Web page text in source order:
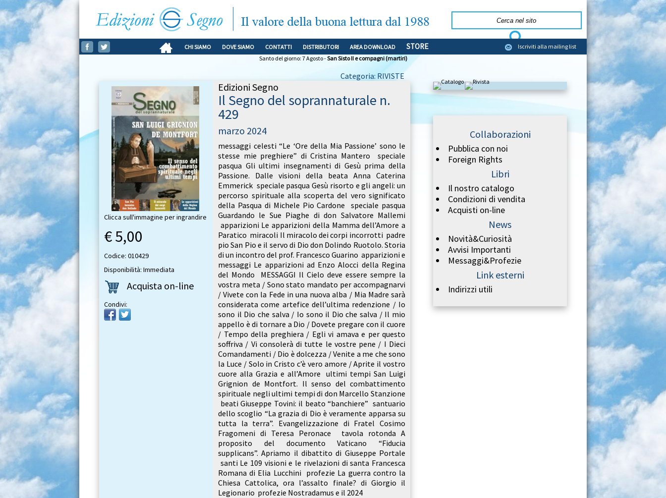
CHI SIAMO DOVE SIAMO CONTATTI DISTRIBUTORI AREA DOWNLOAD STORE
Iscriviti alla mailing list
Santo del giorno: 7 Agosto -San Sisto II e compagni (martiri)
Categoria: RIVISTE
Edizioni Segno
Il Segno del soprannaturale n.
429
marzo 2024
messaggi celesti “Le ‘Ore della Mia Passione’ sono le
stesse mie preghiere” di Cristina Mantero speciale
pasqua Gli ultimi insegnamenti di Gesù prima della
Passione. Dalle visioni della beata Anna Caterina
Emmerick speciale pasqua Gesù risorto e gli angeli: un
percorso spirituale alla scoperta del vero significato
della Pasqua di Michele Pio Cardone speciale pasqua
Guardando le Sue Piaghe di don Salvatore Mallemi
apparizioni Le apparizioni della Mamma dell’Amore a
Paratico miracoli Il miracolo dei corpi incorrotti padre
pio San Pio e il servo di Dio don Dolindo Ruotolo. Storia
di un incontro del prof. Francesco Guarino apparizioni e
messaggi Le apparizioni ad Enzo Alocci della Regina
del Mondo MESSAGGI Il Cielo deve essere sempre la
vostra meta / Sono stato mandato per accompagnarvi
/ Vivete con la Fede in una nuova alba / Mia Madre sarà
considerata come artefice dell’ultima redenzione / Io
sono il Dio che salva / Io sono il Dio che salva / Il mio
appello è di tornare a Dio / Dovete pregare con il cuore
/ Tempo della preghiera / Egli vi amava e per questo
soffriva / Vi consolerà di tutte le vostre pene / I Dieci
Comandamenti / Dio è dolcezza / Venite a me che sono
la Luce / Solo in Cristo c’è vero amore / Aprite il vostro
cuore alla Grazia e all’Amore ultimi tempi San Luigi
Grignion de Montfort. Il senso del combattimento
spirituale negli ultimi tempi di don Marcello Stanzione
beati Giuseppe Tovini: il beato “banchiere” santuario
dello scoglio “La grazia di Dio è veramente apparsa su
tutta la terra”. Evangelizzazione di Fratel Cosimo
Fragomeni di Teresa Peronace tavola rotonda A
proposito del documento Vaticano “Fiducia
supplicans”. Apriamo il dibattito di Giuseppe Portale
santi Le 109 visioni e le rivelazioni di santa Francesca
Romana di Elia Lucchini profezie La guerra contro la
Chiesa Cattolica, ora l’assalto finale? di Giorgio il
Legionario profezie Nostradamus e il 2024
Clicca sull'immagine per ingrandire
€ 5,00
Codice: 010429
Disponibilità: Immediata
Acquista on-line
Condivi:
Collaborazioni
Pubblica con noi
Foreign Rights
Libri
Il nostro catalogo
Condizioni di vendita
Acquisti on-line
News
Novità&Curiosità
Avvisi Importanti
Messaggi&Profezie
Link esterni
Indirizzi utili